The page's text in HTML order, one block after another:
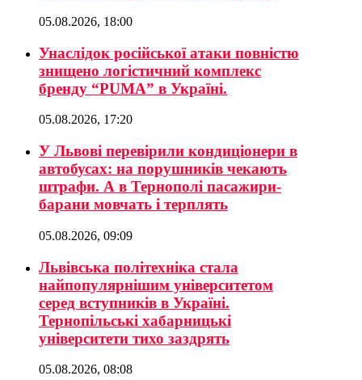
05.08.2026, 18:00
Унаслідок російської атаки повністю
знищено логістичний комплекс
бренду “PUMA” в Україні.
05.08.2026, 17:20
У Львові перевірили кондиціонери в
автобусах: на порушників чекають
штрафи. А в Тернополі пасажири-
барани мовчать і терплять
05.08.2026, 09:09
Львівська політехніка стала
найпопулярнішим університетом
серед вступників в Україні.
Тернопільські хабарницькі
університети тихо заздрять
05.08.2026, 08:08